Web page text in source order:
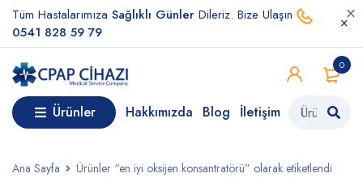
Tüm Hastalarımıza Sağlıklı Günler Dileriz. Bize Ulaşın
0541 828 59 79
0
Ürünler Hakkımızda Blog İletişim
Ana Sayfa Ürünler “en iyi oksijen konsantratörü” olarak etiketlendi